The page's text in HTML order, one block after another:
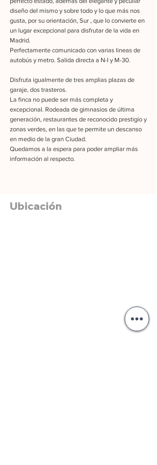
diseño del mismo y sobre todo y lo que más nos
gusta, por su orientación, Sur , que lo convierte en
un lugar excepcional para disfrutar de la vida en
Madrid.
Perfectamente comunicado con varias lineas de
autobús y metro. Salida directa a N-I y M-30.
Disfruta igualmente de tres amplias plazas de
garaje, dos trasteros.
La finca no puede ser más completa y
excepcional. Rodeada de gimnasios de última
generación, restaurantes de reconocido prestigio y
zonas verdes, en las que te permite un descanso
en medio de la gran Ciudad.
Quedamos a la espera para poder ampliar más
información al respecto.
Ubicación